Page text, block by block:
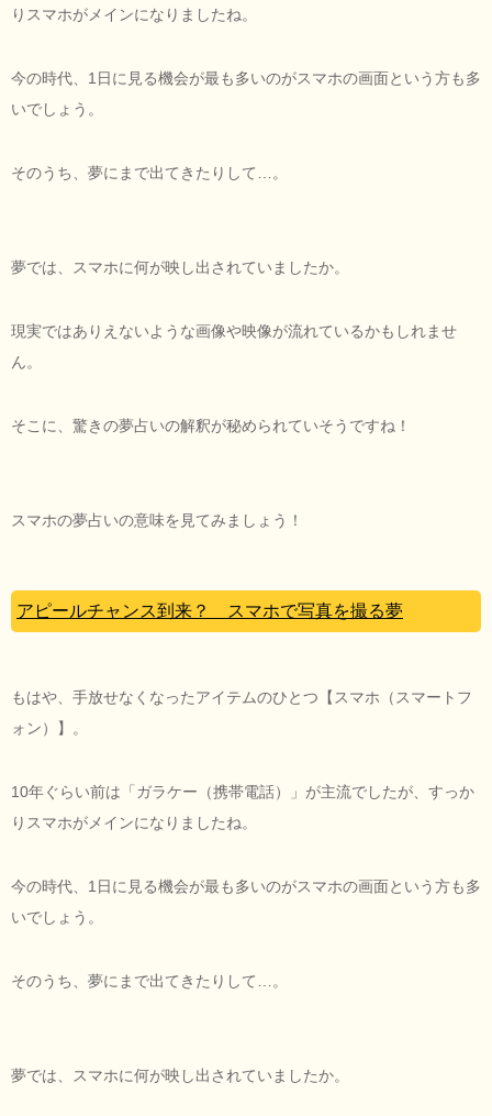
りスマホがメインになりましたね。
今の時代、1日に見る機会が最も多いのがスマホの画面という方も多
いでしょう。
そのうち、夢にまで出てきたりして…。
夢では、スマホに何が映し出されていましたか。
現実ではありえないような画像や映像が流れているかもしれませ
ん。
そこに、驚きの夢占いの解釈が秘められていそうですね！
スマホの夢占いの意味を見てみましょう！
アピールチャンス到来？ スマホで写真を撮る夢
もはや、手放せなくなったアイテムのひとつ【スマホ（スマートフ
ォン）】。
10年ぐらい前は「ガラケー（携帯電話）」が主流でしたが、すっか
りスマホがメインになりましたね。
今の時代、1日に見る機会が最も多いのがスマホの画面という方も多
いでしょう。
そのうち、夢にまで出てきたりして…。
夢では、スマホに何が映し出されていましたか。